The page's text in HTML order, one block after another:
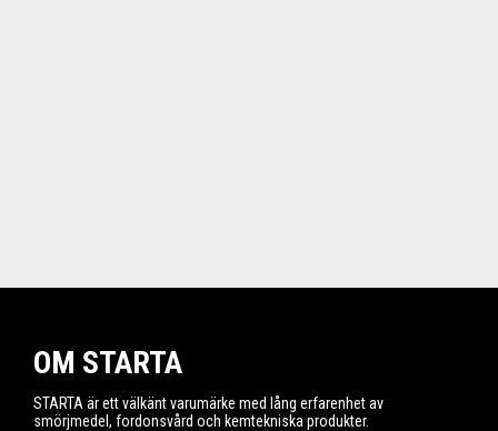
OM STARTA
STARTA är ett välkänt varumärke med lång erfarenhet av
smörjmedel, fordonsvård och kemtekniska produkter.